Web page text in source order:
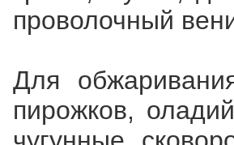
проволочный
Для
пирожков,